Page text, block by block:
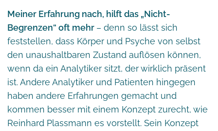
Meiner Erfahrung nach, hilft das „Nicht-
Begrenzen“ oft mehr – denn so lässt sich
feststellen, dass Körper und Psyche von selbst
den unaushaltbaren Zustand auflösen können,
wenn da ein Analytiker sitzt, der wirklich präsent
ist. Andere Analytiker und Patienten hingegen
haben andere Erfahrungen gemacht und
kommen besser mit einem Konzept zurecht, wie
Reinhard Plassmann es vorstellt. Sein Konzept